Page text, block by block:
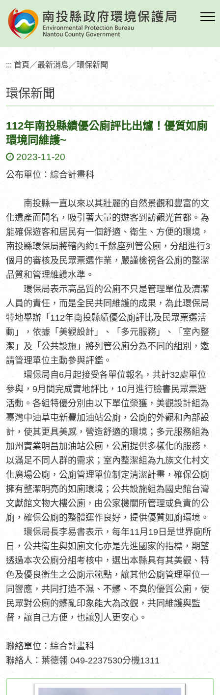
到
要
區
塊環保新聞
::: 首頁 ／最新消息 ／環保新聞
112年南投縣績優公廁評比出爐！優質如廁
環境同維護~
2023-11-20
公布單位：綜合計畫科
南投縣一直以來以其壯麗的自然景觀和豐富的文
化遺產而聞名，吸引著大量的遊客到訪觀光首都。為
能確保遊客和居民有一個舒適、衛生、方便的環境，
南投縣環保局將轄內約1千餘座列管公廁，分組進行3
個月的審核及民眾票選作業，嚴謹檢視各公廁的整潔
品質和管理維護水準。
環保局表示高品質的公廁不只是管理單位及清潔
人員的責任，而是全民共同維護的成果，為此環保局
特地舉辦「112年南投縣績優公廁評比及民眾票選活
動」，依據「美觀設計」、「多元服務」、「室內整
潔」及「公共設施」將列管公廁分為不同的組別，邀
請管理單位主動參與評鑑。
環保局自6月起接受各單位報名，共計32處單位
參與，9月間完成實地評比，10月進行臉書民眾票選
活動。各組特優分別由以下單位榮獲，美觀設計組為
臺灣中油草屯新豐加油站公廁，公廁的外觀和內部設
計，使其更具美感，營造舒適的環境；多元服務組為
加州實業明昌加油站公廁，公廁提供多樣化的服務，
以滿足不同人群的需求；室內整潔組為九族文化村文
化廣場公廁，公廁管理單位制定清潔計畫，確保公廁
擁有整潔明亮的如廁環境；公共設施組為國史館台灣
文獻館文物大樓公廁，由公家機關所管理或負責的公
廁，確保公廁的整體運作良好，提供優質如廁環境。
環保局長李易書表示，每年11月19日是世界廁所
日，公共衛生與如廁文化亦是先進國家的指標，期望
透過本次公廁分組考核中，選出本縣具有其美觀、特
色及優良衛生之公廁示範點，讓其他公廁管理單位一
同響應，共同打造不濕、不髒、不臭的優質公廁，使
民眾對公廁的髒亂印象能大為改觀，共同維護與監
督，讓自己方便，也讓別人更安心。
聯絡單位：綜合計畫科
聯絡人：葉德翎 049-2237530分機1311